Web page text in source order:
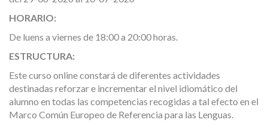
HORARIO:
De luens a viernes de 18:00 a 20:00 horas.
ESTRUCTURA:
Este curso online constará de diferentes actividades
destinadas reforzar e incrementar el nivel idiomático del
alumno en todas las competencias recogidas a tal efecto en el
Marco Común Europeo de Referencia para las Lenguas.